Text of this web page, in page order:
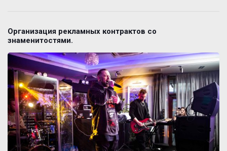
Организация рекламных контрактов со
знаменитостями.